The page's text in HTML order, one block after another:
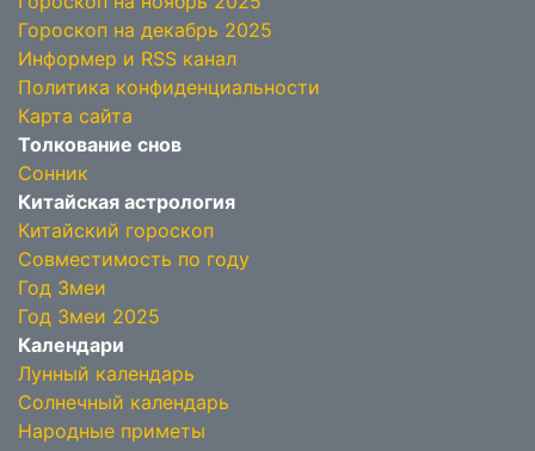
Гороскоп на декабрь 2025
Информер и RSS канал
Политика конфиденциальности
Карта сайта
Толкование снов
Сонник
Китайская астрология
Китайский гороскоп
Совместимость по году
Год Змеи
Год Змеи 2025
Календари
Лунный календарь
Солнечный календарь
Народные приметы